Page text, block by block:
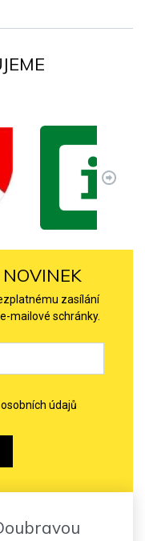
zasílání
mailové schránky.
údajů